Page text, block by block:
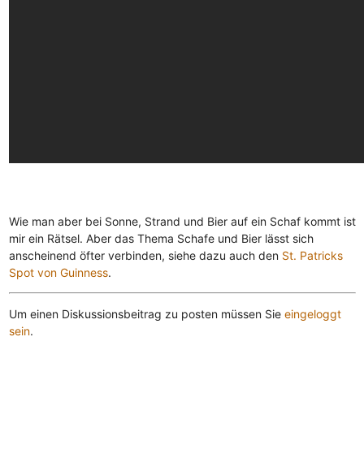
Wie man aber bei Sonne, Strand und Bier auf ein Schaf kommt ist
mir ein Rätsel. Aber das Thema Schafe und Bier lässt sich
anscheinend öfter verbinden, siehe dazu auch den St. Patricks
Spot von Guinness.
Um einen Diskussionsbeitrag zu posten müssen Sie eingeloggt
sein.